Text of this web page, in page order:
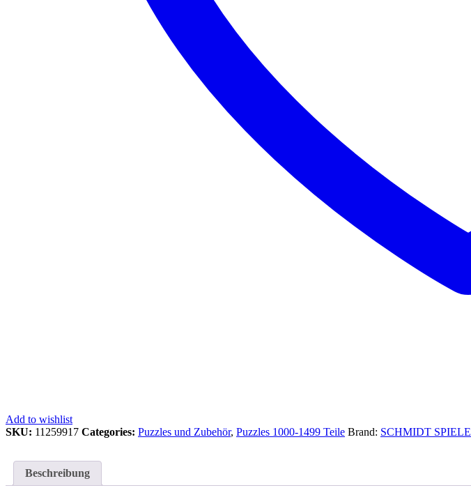
Add to wishlist
SKU: 11259917 Categories: Puzzles und Zubehör, Puzzles 1000-1499 Teile Brand: SCHMIDT SPIELE
Beschreibung